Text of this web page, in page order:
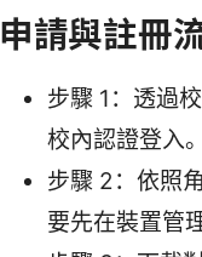
申請與註冊
步驟 1：透過
校內認證登入。
步驟 2：依照
要先在裝置管